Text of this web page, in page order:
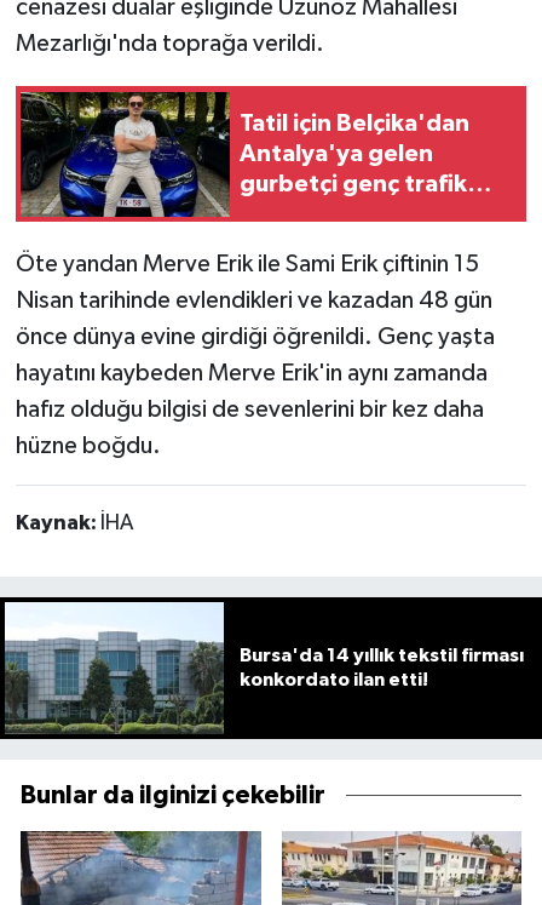
cenazesi dualar eşliğinde Uzunöz Mahallesi
Mezarlığı'nda toprağa verildi.
Tatil için Belçika'dan
Antalya'ya gelen
gurbetçi genç trafik
Öte yandan Merve Erik ile Sami Erik çiftinin 15
Nisan tarihinde evlendikleri ve kazadan 48 gün
önce dünya evine girdiği öğrenildi. Genç yaşta
hayatını kaybeden Merve Erik'in aynı zamanda
hafız olduğu bilgisi de sevenlerini bir kez daha
hüzne boğdu.
Kaynak: İHA
Bursa'da 14 yıllık tekstil firması
konkordato ilan etti!
Bunlar da ilginizi çekebilir